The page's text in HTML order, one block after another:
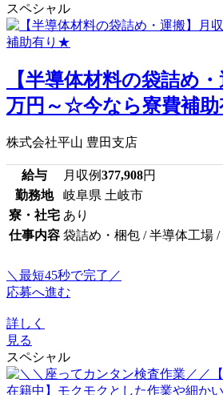
スペシャル
【半導体材料の袋詰め
万円～☆今なら寮費補
株式会社平山 豊田支店
給与 月収例377,908円
勤務地
岐阜県 土岐市
寮・社宅 あり
仕事内容 袋詰め・梱包 / 半導体工場 /
＼最短45秒で完了／
応募へ進む
詳しく
見る
スペシャル